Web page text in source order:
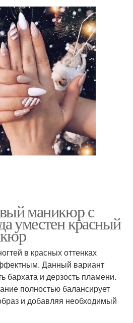
маникюр с
уместен красный
в красных оттенках
Данный вариант
бархата и дерзость пламени.
полностью балансирует
и добавляя необходимый